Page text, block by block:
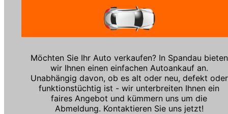
Möchten Sie Ihr Auto verkaufen? In Spandau bieten
wir Ihnen einen einfachen Autoankauf an.
Unabhängig davon, ob es alt oder neu, defekt oder
funktionstüchtig ist - wir unterbreiten Ihnen ein
faires Angebot und kümmern uns um die
Abmeldung. Kontaktieren Sie uns jetzt!